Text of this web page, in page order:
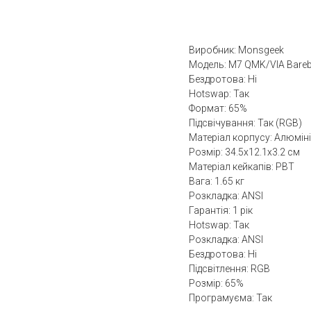
Виробник: Monsgeek
Модель: M7 QMK/VIA
Бездротова: Ні
Hotswap: Так
Формат: 65%
Підсвічування: Так (RGB)
Матеріал корпусу:
Розмір: 34.5x12.1x3.2 см
Матеріал кейкапів: PBT
Вага: 1.65 кг
Розкладка: ANSI
Гарантія: 1 рік
Hotswap: Так
Розкладка: ANSI
Бездротова: Ні
Підсвітлення: RGB
Розмір: 65%
Програмуєма: Так